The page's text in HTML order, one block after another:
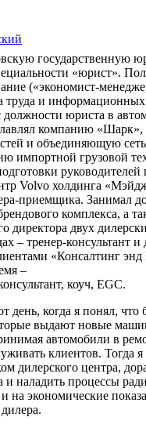
государственную
«юрист».
(«экономист-
труда и информационных
должности юриста в
компанию
и объединяющую
импортной грузовой
руководителей
Volvo холдинга
приемщика. Занимал
комплекса, а
директора двух
– тренер-консультант и
«Консалтинг энд
–
коуч, EGC.
день, когда я понял, что
выдают новые
автомобили в
клиентов. Тогда я
дилерского центра,
и наладить процессы
на экономические